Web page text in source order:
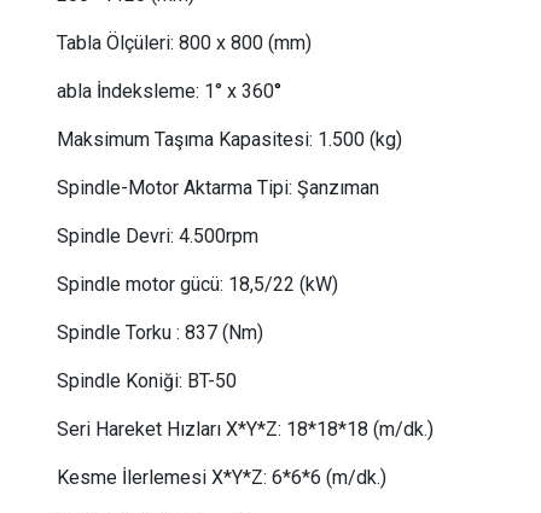
Tabla Ölçüleri: 800 x 800 (mm)
abla İndeksleme: 1° x 360°
Maksimum Taşıma Kapasitesi: 1.500 (kg)
Spindle-Motor Aktarma Tipi: Şanzıman
Spindle Devri: 4.500rpm
Spindle motor gücü: 18,5/22 (kW)
Spindle Torku : 837 (Nm)
Spindle Koniği: BT-50
Seri Hareket Hızları X*Y*Z: 18*18*18 (m/dk.)
Kesme İlerlemesi X*Y*Z: 6*6*6 (m/dk.)